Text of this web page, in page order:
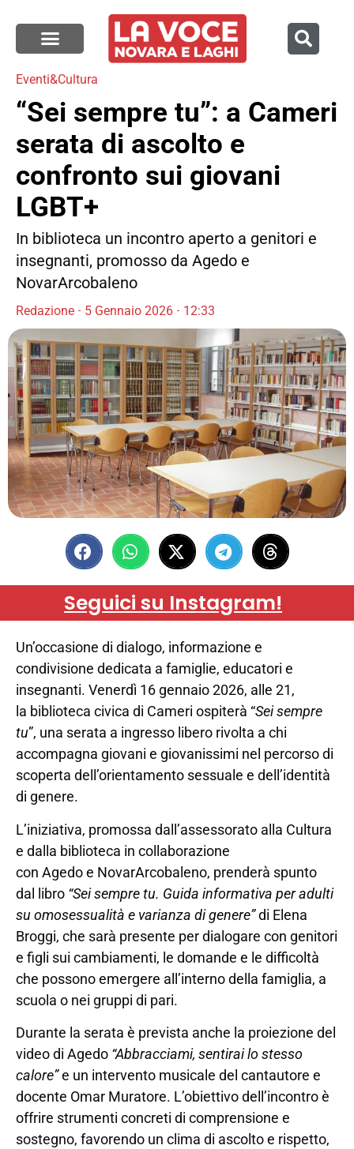
Eventi&Cultura
“Sei sempre tu”: a Cameri
serata di ascolto e
confronto sui giovani
LGBT+
In biblioteca un incontro aperto a genitori e
insegnanti, promosso da Agedo e
NovarArcobaleno
Redazione 5 Gennaio 2026 12:33
Seguici su Instagram!
Un’occasione di dialogo, informazione e
condivisione dedicata a famiglie, educatori e
insegnanti. Venerdì 16 gennaio 2026, alle 21,
la biblioteca civica di Cameri ospiterà “Sei sempre
tu”, una serata a ingresso libero rivolta a chi
accompagna giovani e giovanissimi nel percorso di
scoperta dell’orientamento sessuale e dell’identità
di genere.
L’iniziativa, promossa dall’assessorato alla Cultura
e dalla biblioteca in collaborazione
con Agedo e NovarArcobaleno, prenderà spunto
dal libro “Sei sempre tu. Guida informativa per adulti
su omosessualità e varianza di genere”di Elena
Broggi, che sarà presente per dialogare con genitori
e figli sui cambiamenti, le domande e le difficoltà
che possono emergere all’interno della famiglia, a
scuola o nei gruppi di pari.
Durante la serata è prevista anche la proiezione del
video di Agedo “Abbracciami, sentirai lo stesso
calore”e un intervento musicale del cantautore e
docente Omar Muratore. L’obiettivo dell’incontro è
offrire strumenti concreti di comprensione e
sostegno, favorendo un clima di ascolto e rispetto,